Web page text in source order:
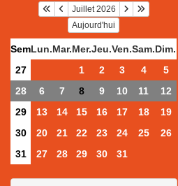
Juillet 2026
Aujourd'hui
SemLun.Mar.Mer.Jeu.Ven.Sam.Dim.
27
1 2 3 4
5
28
6 7 8 9 10 11
12
29
13 14 15 16 17 18
19
30
20 21 22 23 24 25
26
31
27 28 29 30 31